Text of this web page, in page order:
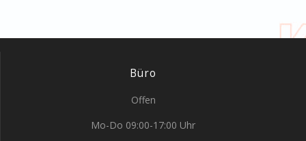
Büro
Offen
Mo-Do 09:00-17:00 Uhr